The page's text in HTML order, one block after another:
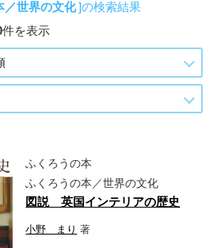
／世界の文化]の検索結果
件を表示
ふくろうの本
ふくろうの本／世界の文化
図説 英国インテリアの歴史
小野 まり 著